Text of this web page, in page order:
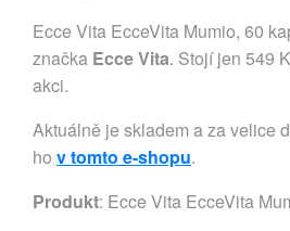
Ecce Vita EcceVita Mumio, 60
značka Ecce Vita. Stojí jen 549
akci.
Aktuálně je skladem a za velice
ho v tomto e-shopu.
Produkt: Ecce Vita EcceVita